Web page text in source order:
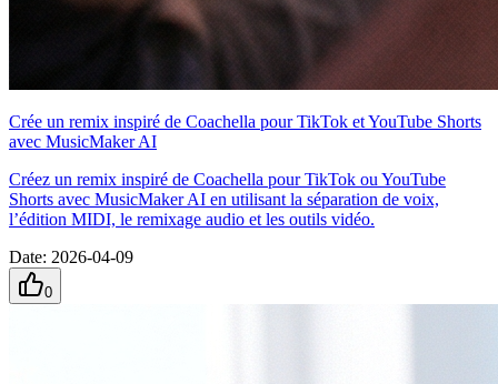
Crée un remix inspiré de Coachella pour TikTok et YouTube Shorts
avec MusicMaker AI
Créez un remix inspiré de Coachella pour TikTok ou YouTube
Shorts avec MusicMaker AI en utilisant la séparation de voix,
l’édition MIDI, le remixage audio et les outils vidéo.
Date: 2026-04-09
0